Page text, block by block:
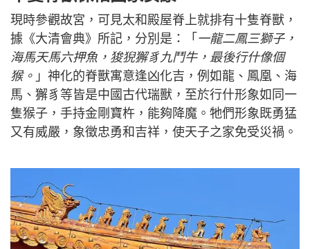
現時參觀故宮，可見太和殿屋脊上就排有十隻脊獸，
據《大清會典》所記，分別是：「 一龍二鳳三獅子，
海馬天馬六押魚，狻猊獬豸九鬥牛，最後行什像個
猴。 」神化的脊獸寓意逢凶化吉，例如龍、鳳凰、海
馬、獬豸等皆是中國古代瑞獸，至於行什形象如同一
隻猴子，手持金剛寶杵，能夠降魔。牠們形象既勇猛
又有威嚴，象徵忠勇和吉祥，使天子之家免受災禍。